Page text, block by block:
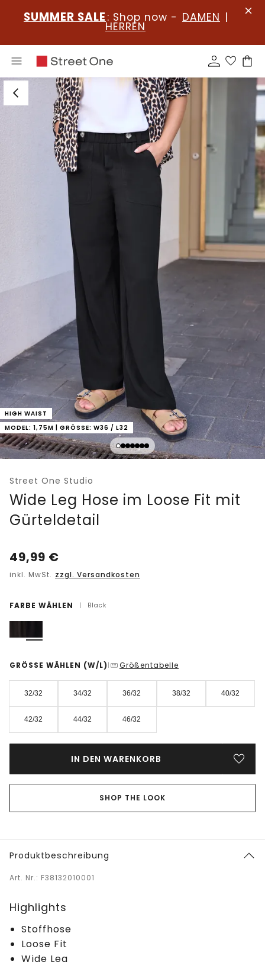
SUMMER SALE : Shop now - DAMEN |
HERREN
HIGH WAIST
MODEL: 1,75M | GRÖSSE: W36 / L32
Street One Studio
Wide Leg Hose im Loose Fit mit
Gürteldetail
49,99 €
inkl. MwSt. zzgl. Versandkosten
FARBE WÄHLEN | Black
GRÖSSE WÄHLEN (W/L) | Größentabelle
32/32 34/32 36/32 38/32 40/32
42/32 44/32 46/32
IN DEN WARENKORB
SHOP THE LOOK
Produktbeschreibung
Art. Nr.: F38132010001
Highlights
Stoffhose
Loose Fit
Wide Leg